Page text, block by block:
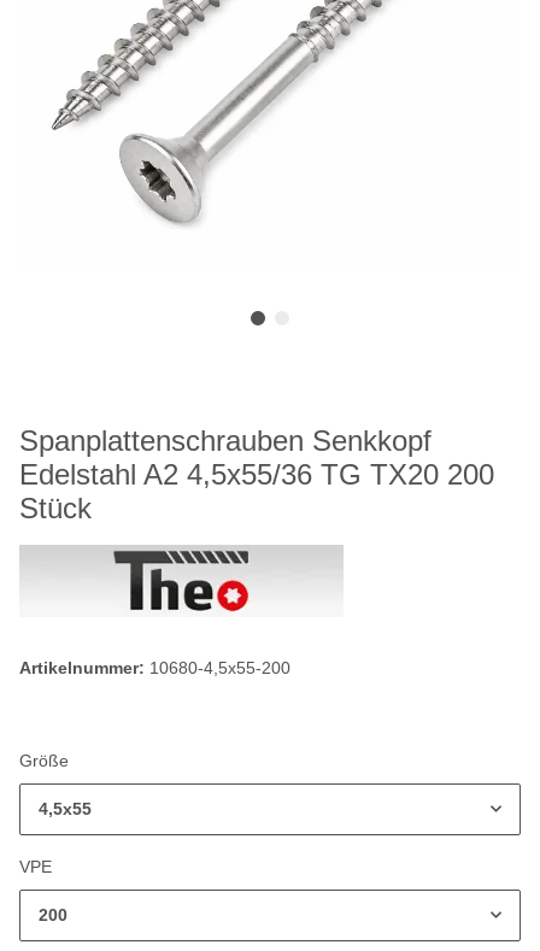
Spanplattenschrauben Senkkopf
Edelstahl A2 4,5x55/36 TG TX20 200
Stück
Artikelnummer: 10680-4,5x55-200
Größe
4,5x55
VPE
200